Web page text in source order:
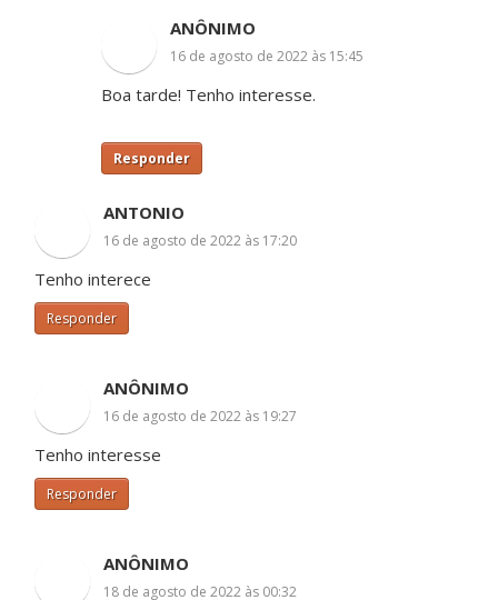
ANÔNIMO
16 de agosto de 2022 às 15:45
Boa tarde! Tenho interesse.
Responder
ANTONIO
16 de agosto de 2022 às 17:20
Tenho interece
Responder
ANÔNIMO
16 de agosto de 2022 às 19:27
Tenho interesse
Responder
ANÔNIMO
18 de agosto de 2022 às 00:32